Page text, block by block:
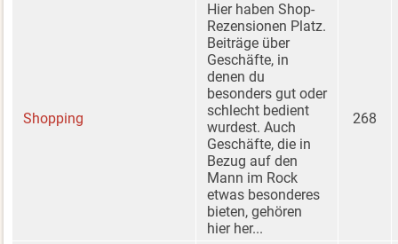
Shopping
Hier haben Shop-
Rezensionen Platz.
Beiträge über
Geschäfte, in
denen du
besonders gut oder
schlecht bedient
wurdest. Auch
Geschäfte, die in
Bezug auf den
Mann im Rock
etwas besonderes
bieten, gehören
hier her...
268